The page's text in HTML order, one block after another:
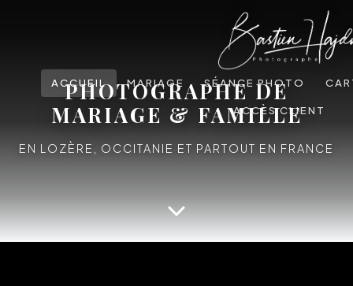
ACCUEIL MARIAGE SÉANCE PHOTO
ACCÈS CLIENT
PHOTOGRAPHE DE
MARIAGE & FAMILLE
EN LOZÈRE, OCCITANIE ET PARTOUT EN FRANCE